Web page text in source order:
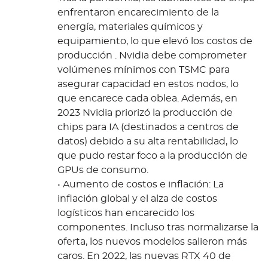
enfrentaron encarecimiento de la
energía, materiales químicos y
equipamiento, lo que elevó los costos de
producción . Nvidia debe comprometer
volúmenes mínimos con TSMC para
asegurar capacidad en estos nodos, lo
que encarece cada oblea. Además, en
2023 Nvidia priorizó la producción de
chips para IA (destinados a centros de
datos) debido a su alta rentabilidad, lo
que pudo restar foco a la producción de
GPUs de consumo.
• Aumento de costos e inflación: La
inflación global y el alza de costos
logísticos han encarecido los
componentes. Incluso tras normalizarse la
oferta, los nuevos modelos salieron más
caros. En 2022, las nuevas RTX 40 de